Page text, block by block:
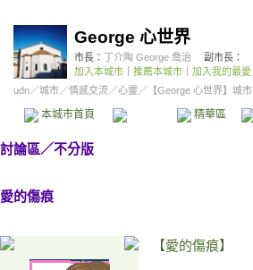
George 心世界
市長： 丁介陶 George 喬治
副市長：
加入本城市
推薦本城市 加入我的最愛
udn／城市／情感交流／心靈 ／ 【George 心世界】城市
本城市首頁 精華區
討論區／不分版
愛的傷痕
【愛的傷痕】